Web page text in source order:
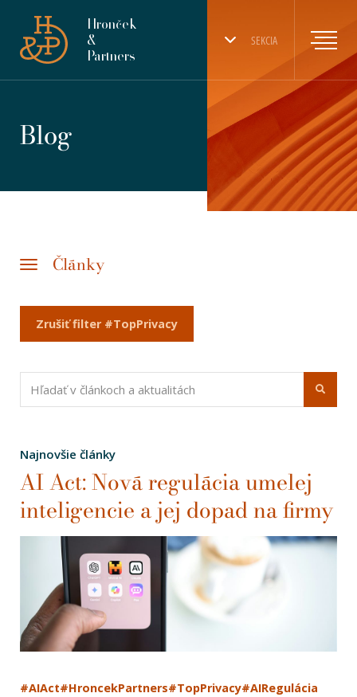
SEKCIA
Hronček
&
Partners
Blog
Články
Zrušiť filter #TopPrivacy
Najnovšie články
AI Act: Nová regulácia umelej
inteligencie a jej dopad na firmy
#AIAct#HroncekPartners#TopPrivacy#AIRegulácia